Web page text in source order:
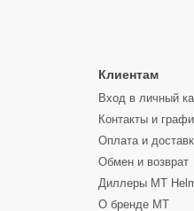
Клиентам
Вход в личный
Контакты и
Оплата и
Обмен и возврат
Диллеры MT
О бренде MT